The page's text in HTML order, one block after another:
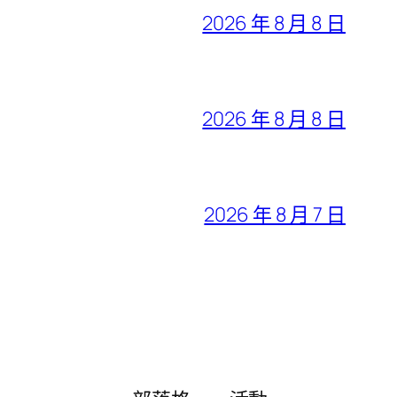
2026 年 8 月 8 日
2026 年 8 月 8 日
2026 年 8 月 7 日